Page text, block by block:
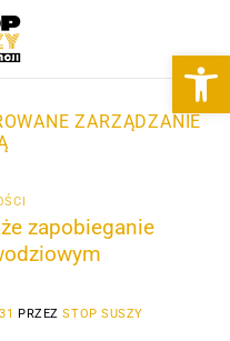
ZARZĄDZANIE
zapobieganie
PRZEZSTOP SUSZY